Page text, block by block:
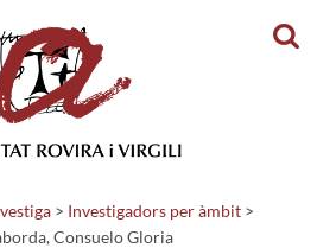
> Investigadors per àmbit >
Consuelo Gloria